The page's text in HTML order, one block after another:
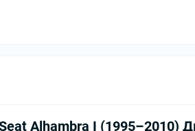
Alhambra I (1995–2010)